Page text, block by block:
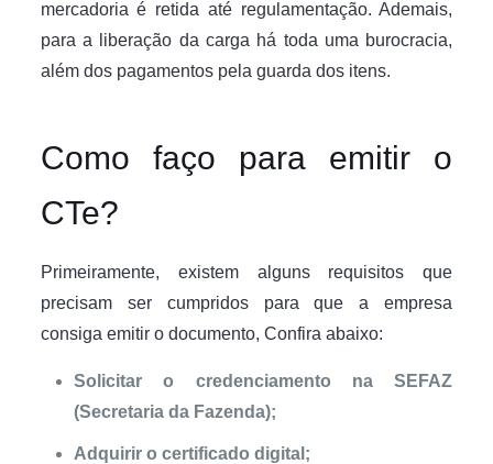
mercadoria é retida até regulamentação. Ademais,
para a liberação da carga há toda uma burocracia,
além dos pagamentos pela guarda dos itens.
Como faço para emitir o
CTe?
Primeiramente, existem alguns requisitos que
precisam ser cumpridos para que a empresa
consiga emitir o documento, Confira abaixo:
Solicitar o credenciamento na SEFAZ
(Secretaria da Fazenda);
Adquirir o certificado digital;